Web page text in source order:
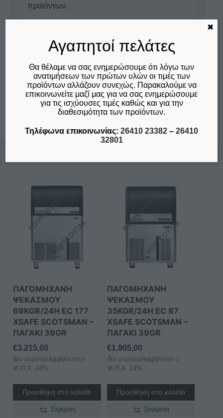
προϊόντων.
Τηλέφωνα επικοινωνίας:
26410 23382-26410 32801
Επικοινωνία
ΠΑΓΟΜΗΧΑΝΗ
ΨΕΚΑΣΜΟΥ
69KGR/24H EC 177
XSAFE SCOTSMAN –
ΠΑΓΆΚΙ 39GR
€3.215,00
δεν συμπεριλαμβάνεται ο
Φ.Π.Α. 24%
Προσθήκη στο καλάθι
Σύγκριση
ΠΑΓΟΜΗΧΑΝΗ
ΨΕΚΑΣΜΟΥ
35KGR/24H EC 87
XSAFE SCOTSMAN –
ΠΑΓΆΚΙ 39GR
€1.905,00
δεν συμπεριλαμβάνεται ο
Φ.Π.Α. 24%
Προσθήκη στο καλάθι
Σύγκριση
Αγαπητοί πελάτες
Θα θέλαμε να σας ενημερώσουμε ότι λόγω των
ανατιμήσεων των πρώτων υλών οι τιμές των
προϊόντων αλλάζουν συνεχώς. Παρακαλούμε να
επικοινωνείτε μαζί μας για να σας ενημερώσουμε
για τις ισχύουσες τιμές καθώς και για την
διαθεσιμότητα των προϊόντων.
Τηλέφωνα επικοινωνίας: 26410 23382 – 26410
32801
✖